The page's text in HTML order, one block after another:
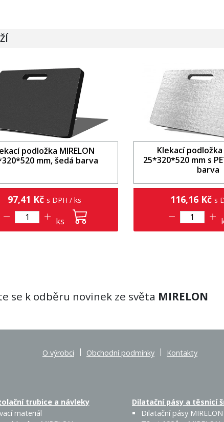
podložka MIRELON
mm, šedá barva
97,41 Kčs DPH / ks
ks
Klekací podložka
25*320*520 mm s
barva
116,16 Kč s
se k odběru novinek ze světa MIRELON
O výrobci | Obchodní podmínky | Kontakty
trubice a návleky
materiál
Dilatační pásy a těsnicí
Dilatační pásy MIRELON